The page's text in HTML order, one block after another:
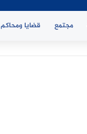
مجتمع قضايا ومحاكم